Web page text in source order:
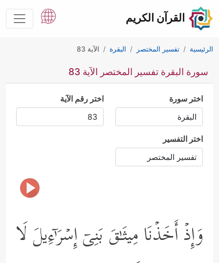
القرآن الكريم
الرئيسية تفسير المختصر البقرة الآية 83
سورة البقرة تفسير المختصر الآية 83
اختر سورة اختر رقم الآية
اختر التفسير
وَإِذۡ أَخَذۡنَا مِیثَـٰقَ بَنِیۤ إِسۡرَ ٰ⁠ۤءِیلَ لَا